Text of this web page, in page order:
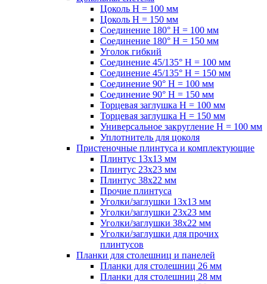
Цоколь H = 100 мм
Цоколь H = 150 мм
Соединение 180° H = 100 мм
Соединение 180° H = 150 мм
Уголок гибкий
Соединение 45/135° H = 100 мм
Соединение 45/135° H = 150 мм
Соединение 90° H = 100 мм
Соединение 90° H = 150 мм
Торцевая заглушка H = 100 мм
Торцевая заглушка H = 150 мм
Универсальное закругление H = 100 мм
Уплотнитель для цоколя
Пристеночные плинтуса и комплектующие
Плинтус 13х13 мм
Плинтус 23х23 мм
Плинтус 38х22 мм
Прочие плинтуса
Уголки/заглушки 13х13 мм
Уголки/заглушки 23х23 мм
Уголки/заглушки 38х22 мм
Уголки/заглушки для прочих
плинтусов
Планки для столешниц и панелей
Планки для столешниц 26 мм
Планки для столешниц 28 мм